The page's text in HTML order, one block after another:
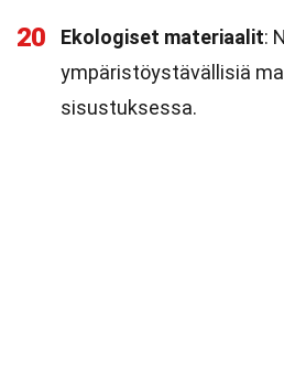
20 Ekologiset materiaalit:
ympäristöystävällisiä
sisustuksessa.